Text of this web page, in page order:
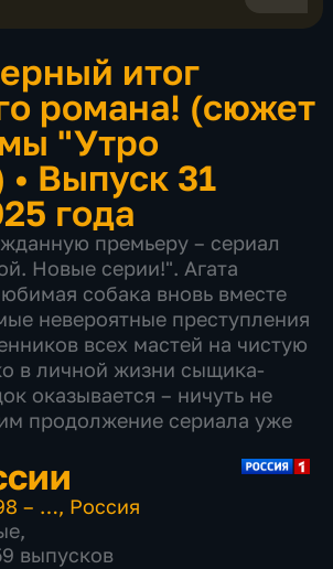
итог
романа! (сюжет
"Утро
• Выпуск 31
года
премьеру – сериал
Новые серии!". Агата
собака вновь вместе
невероятные преступления
всех мастей на чистую
в личной жизни сыщика-
оказывается – ничуть не
продолжение сериала уже
– …, Россия
,
выпусков